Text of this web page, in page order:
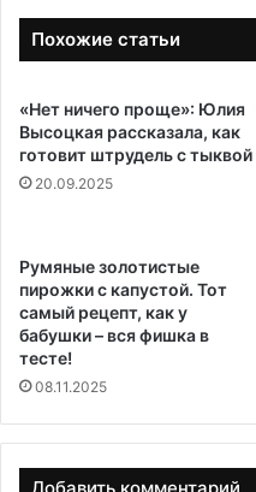
Похожие статьи
«Нет ничего проще»: Юлия
Высоцкая рассказала, как
готовит штрудель с тыквой
20.09.2025
Румяные золотистые
пирожки с капустой. Тот
самый рецепт, как у
бабушки – вся фишка в
тесте!
08.11.2025